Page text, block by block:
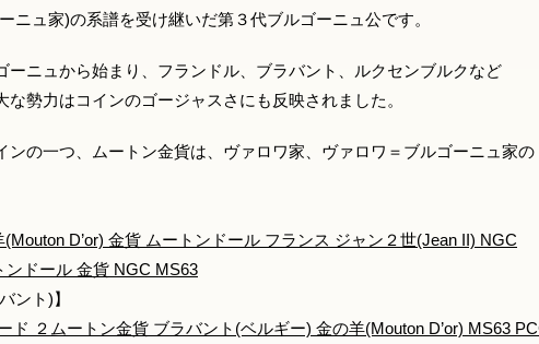
ニュ家)の系譜を受け継いだ第３代ブルゴーニュ公です。
ーニュから始まり、フランドル、ブラバント、ルクセンブルクなど
勢力はコインのゴージャスさにも反映されました。
ンの一つ、ムートン金貨は、ヴァロワ家、ヴァロワ＝ブルゴーニュ家の
D’or) 金貨 ムートンドール フランス ジャン２世(Jean II) NGC
ドール 金貨 NGC MS63
ント)】
ド ２ムートン金貨 ブラバント(ベルギー) 金の羊(Mouton D’or) MS63